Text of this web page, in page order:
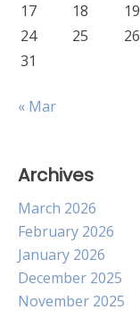
17
18 19
24
25 26
31
« Mar
Archives
March 2026
February 2026
January 2026
December 2025
November 2025